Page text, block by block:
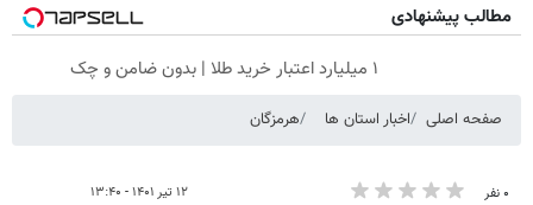
مطالب پیشنهادی
۱ میلیارد اعتبار خرید طلا | بدون ضامن و چک
صفحه اصلی اخبار استان ها هرمزگان
۰ نفر ۱۲ تیر ۱۴۰۱ - ۱۳:۴۰